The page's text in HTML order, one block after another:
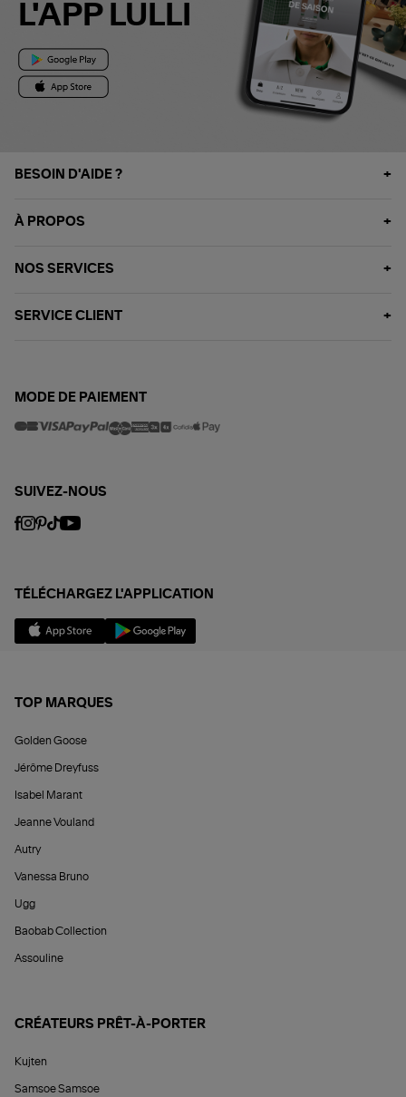
L'APP LULLI
BESOIN D'AIDE ?
À PROPOS
NOS SERVICES
SERVICE CLIENT
MODE DE PAIEMENT
SUIVEZ-NOUS
TÉLÉCHARGEZ L'APPLICATION
TOP MARQUES
Golden Goose
Jérôme Dreyfuss
Isabel Marant
Jeanne Vouland
Autry
Vanessa Bruno
Ugg
Baobab Collection
Assouline
CRÉATEURS PRÊT-À-PORTER
Kujten
Samsoe Samsoe